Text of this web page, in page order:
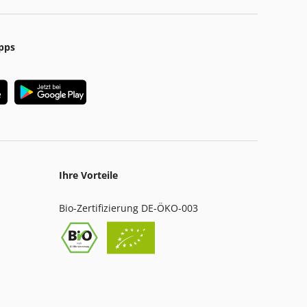
Ihre Vorteile
Bio-Zertifizierung DE-ÖKO-003